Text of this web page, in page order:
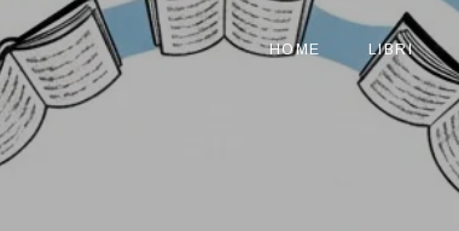
HOME LIBRI